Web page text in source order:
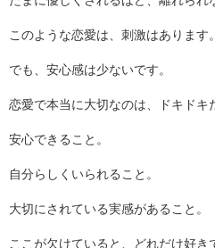
このような恋愛は、刺激はあります。
でも、安心感は少ないです。
恋愛で本当に大切なのは、ドキドキ
安心できること。
自分らしくいられること。
大切にされている実感があること。
ここが欠けていると、どれだけ好き